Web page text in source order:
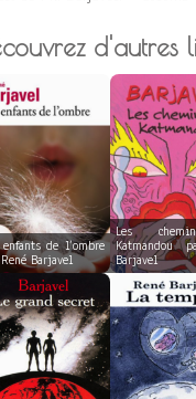
d'autres
de l’ombre
Barjavel
Les
Katmandou
Barjavel